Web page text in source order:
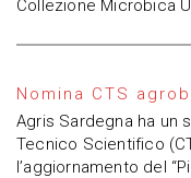
Collezione Microbica
Nomina CTS
Agris Sardegna ha un
Tecnico Scientifico
l’aggiornamento del